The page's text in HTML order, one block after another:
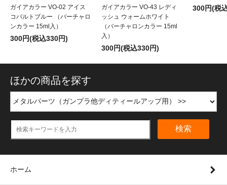
ガイアカラー VO-02 アイス
コバルトブルー （バーチャロ
ンカラー 15ml入）
300円(税込330円)
ガイアカラー VO-43 レディ
ッシュ ウォームホワイト
（バーチャロンカラー 15ml
入）
300円(税込330円)
300円(税
ほかの商品を探す
検索
ホーム